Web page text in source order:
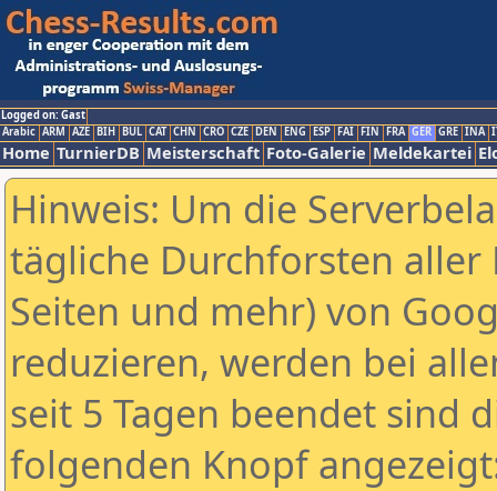
Logged on: Gast
Arabic ARM AZE BIH BUL CAT CHN CRO CZE DEN ENG ESP FAI FIN FRA GER GRE INA
Home TurnierDB Meisterschaft Foto-Galerie Meldekartei
Hinweis: Um die
tägliche Durchforsten aller
Seiten und mehr) von
reduzieren, werden bei
seit 5 Tagen beendet sind
folgenden Knopf